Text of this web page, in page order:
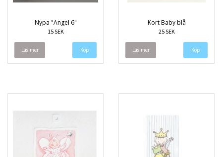
Nypa "Ängel 6"
15 SEK
Läs mer
Kort Baby blå
25 SEK
Läs mer